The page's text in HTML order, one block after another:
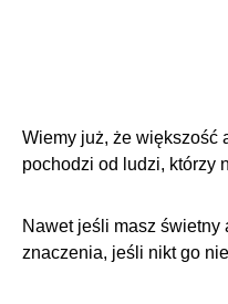
Wiemy już, że większość
pochodzi od ludzi, którzy
Nawet jeśli masz świetny
znaczenia, jeśli nikt go